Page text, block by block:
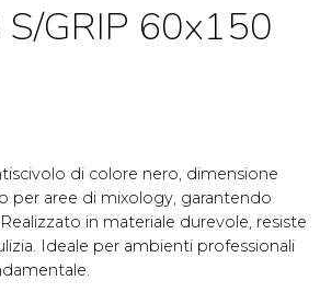
S/GRIP 60x150
di colore nero, dimensione
per aree di mixology, garantendo
in materiale durevole, resiste
Ideale per ambienti professionali